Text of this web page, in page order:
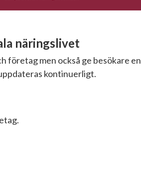
näringslivet
företag men också ge besökare en
kontinuerligt.